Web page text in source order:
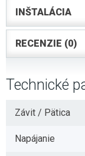
INŠTALÁCIA
RECENZIE (0)
Technické
Závit / Pätica
Napájanie